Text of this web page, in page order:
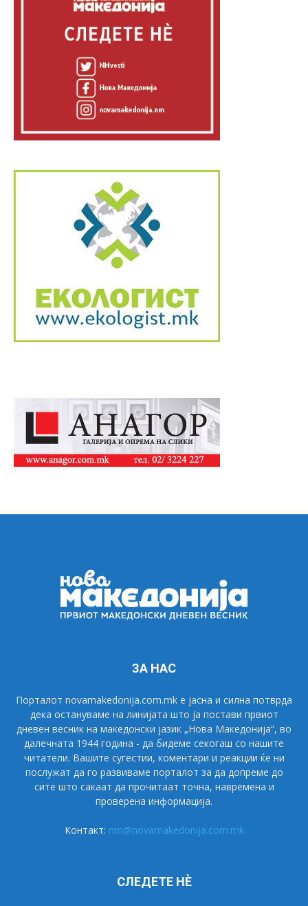
ЗА НАС
Порталот novamakedonija.com.mk е јасна и силна потврда
дека остануваме на линијата што ја постави првиот
дневен весник на македонски јазик „Нова Македонија“, во
далечната 1944 година - да бидеме секогаш со нашите
читатели. Вашите сугестии, коментари и реакции ќе ни
послужат да го развиваме порталот за да допреме до
сите што сакаат да прочитаат точна, навремена и
проверена информација.
Контакт: nm@novamakedonija.com.mk
СЛЕДЕТЕ НÈ